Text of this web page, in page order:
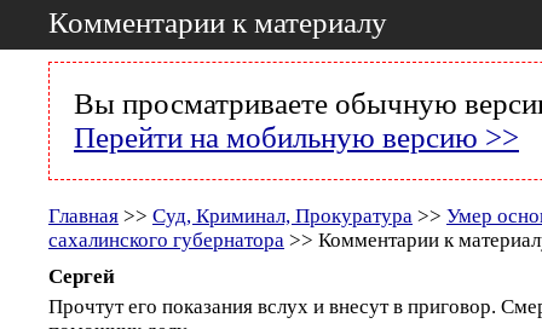
Комментарии к материалу
Вы просматриваете обычную
Перейти на мобильную версию >>
Главная >> Суд, Криминал, Прокуратура >> Умер
сахалинского губернатора >> Комментарии к
Сергей
Прочтут его показания вслух и внесут в приговор.